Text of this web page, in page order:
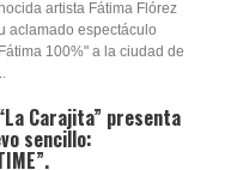
artista Fátima Flórez
aclamado espectáculo
100%" a la ciudad de
Carajita” presenta
sencillo: